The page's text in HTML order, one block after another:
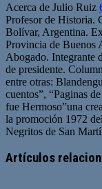
Acerca de Julio Ruiz
Profesor de Historia.
Bolívar, Argentina.
Provincia de Buenos
Abogado. Integrante
de presidente.
entre otras:
cuentos”, “Paginas
fue Hermoso”una
la promoción 1972
Negritos de San
Artículos